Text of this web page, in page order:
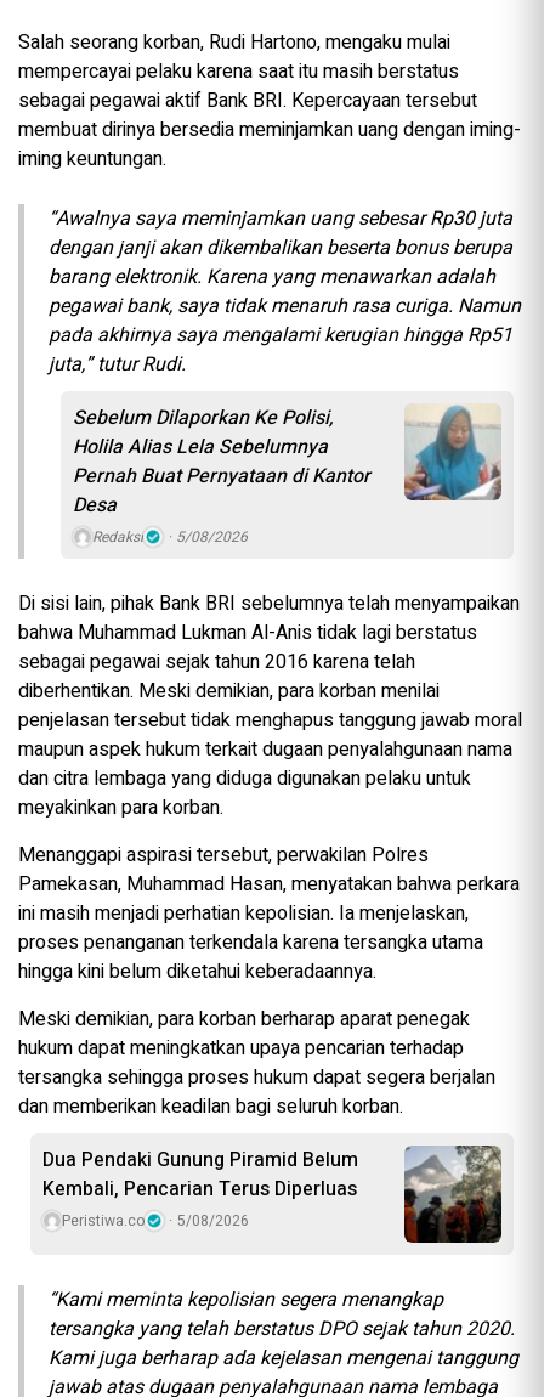
Salah seorang korban, Rudi Hartono, mengaku mulai
mempercayai pelaku karena saat itu masih berstatus
sebagai pegawai aktif Bank BRI. Kepercayaan tersebut
membuat dirinya bersedia meminjamkan uang dengan iming-
iming keuntungan.
“Awalnya saya meminjamkan uang sebesar Rp30 juta
dengan janji akan dikembalikan beserta bonus berupa
barang elektronik. Karena yang menawarkan adalah
pegawai bank, saya tidak menaruh rasa curiga. Namun
pada akhirnya saya mengalami kerugian hingga Rp51
juta,” tutur Rudi.
Sebelum Dilaporkan Ke Polisi,
Holila Alias Lela Sebelumnya
Pernah Buat Pernyataan di Kantor
Desa
Redaksi 5/08/2026
Di sisi lain, pihak Bank BRI sebelumnya telah menyampaikan
bahwa Muhammad Lukman Al-Anis tidak lagi berstatus
sebagai pegawai sejak tahun 2016 karena telah
diberhentikan. Meski demikian, para korban menilai
penjelasan tersebut tidak menghapus tanggung jawab moral
maupun aspek hukum terkait dugaan penyalahgunaan nama
dan citra lembaga yang diduga digunakan pelaku untuk
meyakinkan para korban.
Menanggapi aspirasi tersebut, perwakilan Polres
Pamekasan, Muhammad Hasan, menyatakan bahwa perkara
ini masih menjadi perhatian kepolisian. Ia menjelaskan,
proses penanganan terkendala karena tersangka utama
hingga kini belum diketahui keberadaannya.
Meski demikian, para korban berharap aparat penegak
hukum dapat meningkatkan upaya pencarian terhadap
tersangka sehingga proses hukum dapat segera berjalan
dan memberikan keadilan bagi seluruh korban.
Dua Pendaki Gunung Piramid Belum
Kembali, Pencarian Terus Diperluas
Peristiwa.co 5/08/2026
“Kami meminta kepolisian segera menangkap
tersangka yang telah berstatus DPO sejak tahun 2020.
Kami juga berharap ada kejelasan mengenai tanggung
jawab atas dugaan penyalahgunaan nama lembaga